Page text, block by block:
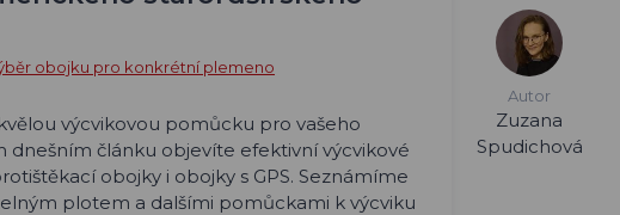
obojku pro konkrétní plemeno
výcvikovou pomůcku pro vašeho
dnešním článku objevíte efektivní výcvikové
obojky i obojky s GPS. Seznámíme
plotem a dalšími pomůckami k výcviku
Autor
Zuzana
Spudichová